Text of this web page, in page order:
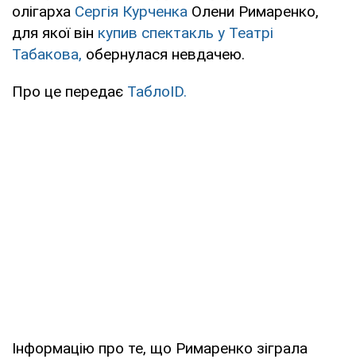
олігарха Сергія Курченка Олени Римаренко,
для якої він купив спектакль у Театрі
Табакова, обернулася невдачею.
Про це передає ТаблоID.
Інформацію про те, що Римаренко зіграла